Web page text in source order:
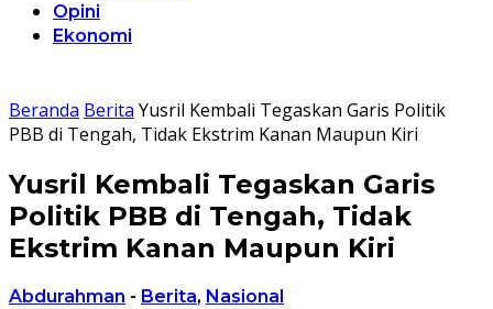
Opini
Ekonomi
Beranda Berita Yusril Kembali Tegaskan Garis Politik
PBB di Tengah, Tidak Ekstrim Kanan Maupun Kiri
Yusril Kembali Tegaskan Garis
Politik PBB di Tengah, Tidak
Ekstrim Kanan Maupun Kiri
Abdurahman - Berita, Nasional